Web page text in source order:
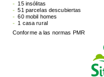
15 insólitas
51 parcelas descubiertas
60 mobil homes
1 casa rural
Conforme a las normas PMR